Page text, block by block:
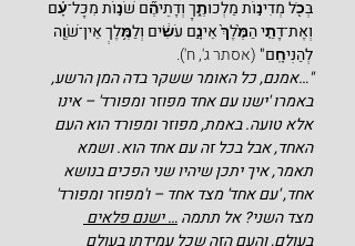
בְּכֹ֖ל מְדִינ֣וֹת מַלְכוּתֶ֑ךָ וְדָתֵיהֶ֞ם שֹׁנ֣וֹת מִכָּל־עָ֗ם
וְאֶת־דָּתֵ֤י הַמֶּ֙לֶךְ֙ אֵינָ֣ם עֹשִׂ֔ים וְלַמֶּ֥לֶךְ אֵין־שֹׁוֶ֖ה
לְהַנִּיחָֽם" (אסתר ג', ח').
"…אמנם, כל האומר ששקר בדה המן הרשע,
באמרו 'ישנו עם אחד מפוזר ומפורד' – אינו
אלא טועה. באמת, מפוזר ומפורד הוא העם
האחד, אבל בכל זה עם אחד הוא. ושמא
תאמר, איך יתכן שיהיו שני הפכים בנושא
אחד, 'עם אחד' מצד אחד – ו'מפוזר ומפורד'
מצד השני? אל תתמה … ישנם פלאים
בעולם, והעם הזה שכל עמידתו בעולם